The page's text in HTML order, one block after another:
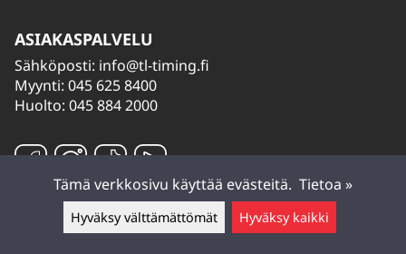
Jätä viesti ▲
ASIAKASPALVELU
Sähköposti: info@tl-timing.fi
Myynti: 045 625 8400
Huolto: 045 884 2000
Tämä verkkosivu käyttää evästeitä. Tietoa »
Hyväksy välttämättömät Hyväksy kaikki